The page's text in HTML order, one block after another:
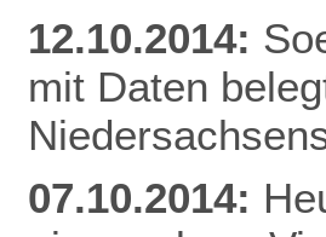
12.10.2014:
mit Daten
07.10.2014: